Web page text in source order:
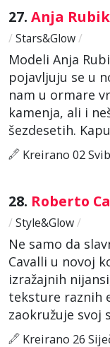
27. Anja
/ Stars&Glow/
Modeli Anja
pojavljuju se u
nam u ormare
kamenja, ali i
šezdesetih.
Kreirano 02
28. Roberto
/ Style&Glow/
Ne samo da
Cavalli u novoj
izražajnih
teksture raznih
zaokružuje svoj
Kreirano 26